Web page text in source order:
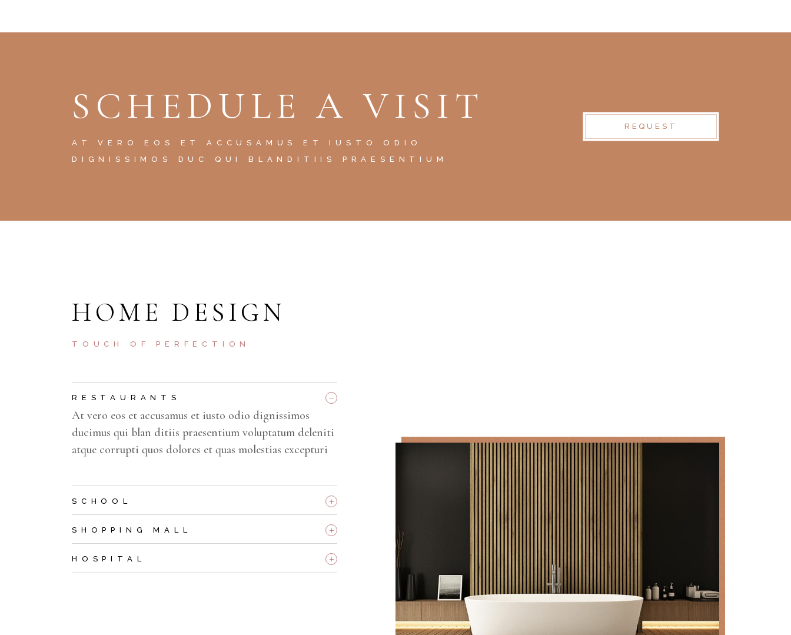
SCHEDULE A VISIT
AT VERO EOS ET ACCUSAMUS ET IUSTO ODIO
DIGNISSIMOS DUC QUI BLANDITIIS PRAESENTIUM
REQUEST
HOME DESIGN
TOUCH OF PERFECTION
RESTAURANTS _
At vero eos et accusamus et iusto odio dignissimos
ducimus qui blan ditiis praesentium voluptatum deleniti
atque corrupti quos dolores et quas molestias excepturi
SCHOOL +
SHOPPING MALL +
HOSPITAL +